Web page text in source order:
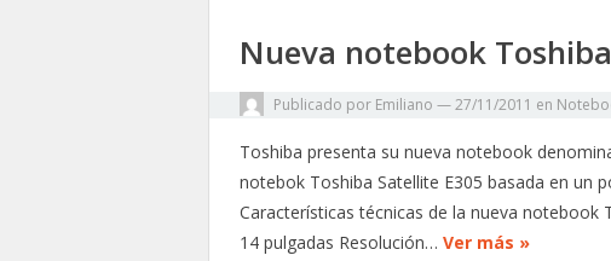
Nueva notebook
Publicado por Emiliano —27/11/2011 en
Toshiba presenta su nueva notebook
notebok Toshiba Satellite E305 basada en un
Características técnicas de la nueva notebook
14 pulgadas Resolución… Ver más »